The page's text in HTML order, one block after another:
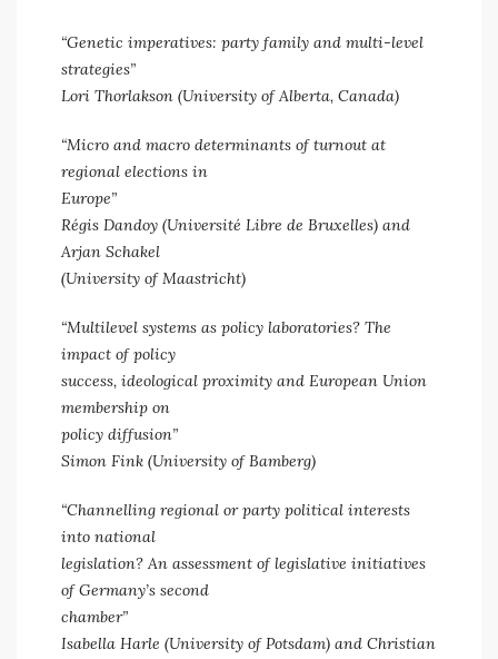
“Genetic imperatives: party family and multi-level
strategies”
Lori Thorlakson (University of Alberta, Canada)
“Micro and macro determinants of turnout at
regional elections in
Europe”
Régis Dandoy (Université Libre de Bruxelles) and
Arjan Schakel
(University of Maastricht)
“Multilevel systems as policy laboratories? The
impact of policy
success, ideological proximity and European Union
membership on
policy diffusion”
Simon Fink (University of Bamberg)
“Channelling regional or party political interests
into national
legislation? An assessment of legislative initiatives
of Germany’s second
chamber”
Isabella Harle (University of Potsdam) and Christian